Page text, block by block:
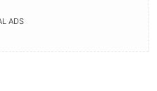
ADS